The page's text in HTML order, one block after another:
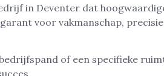
in Deventer dat
voor vakmanschap,
of een specifieke